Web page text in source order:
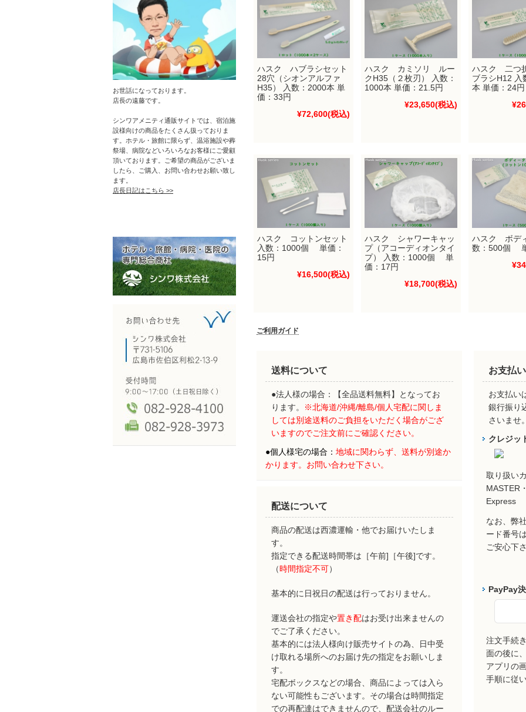
ハスク ハブラシセット
28穴（シオンアルファ
H35） 入数：2000本 単
価：33円
¥72,600(税込)
ハスク カミソリ ルー
クH35（２枚刃） 入数：
1000本 単価：21.5円
¥23,650(税込)
ハスク 二つ
ブラシH12 入
本 単価：24円
ハスク コットンセット
入数：1000個 単価：
15円
¥16,500(税込)
ハスク シャワーキャッ
プ（アコーディオンタイ
プ） 入数：1000個 単
価：17円
¥18,700(税込)
ハスク ボデ
数：500個
ご利用ガイド
送料について
●法人様の場合：【全品送料無料】となってお
ります。
※北海道/沖縄/離島/個人宅配に関しま
しては別途送料のご負担をいただく場合がござ
いますのでご注文前にご確認ください。
●個人様宅の場合： 地域に関わらず、 送料が別途か
かります。お問い合わせ下さい。
配送について
商品の配送は西濃運輸・他でお届けいたしま
す。
指定できる配送時間帯は［午前]［午後]です。
（時間指定不可）
基本的に日祝日の配送は行っておりません。
運送会社の指定や置き配はお受け出来ませんの
でご了承ください。
基本的には法人様向け販売サイトの為、日中受
け取れる場所へのお届け先の指定をお願いしま
す。
宅配ボックスなどの場合、商品によっては入ら
ない可能性もございます。その場合は時間指定
での再配達はできませんので、配送会社のルー
お支払
お支払い
銀行振り
さいませ
クレジッ
取り扱い
MASTER
Express
なお、弊
ード番号
ご安心下
PayPay
注文手続
面の後に
アプリの
手順に従
お世話になっております。
店長の遠藤です。
シンワアメニティ通販サイトでは、宿泊施
設様向けの商品をたくさん扱っておりま
す。ホテル・旅館に限らず、温浴施設や葬
祭場、病院などいろいろなお客様にご愛顧
頂いております。ご希望の商品がございま
したら、ご購入、お問い合わせお願い致し
ます。
店長日記はこちら >>